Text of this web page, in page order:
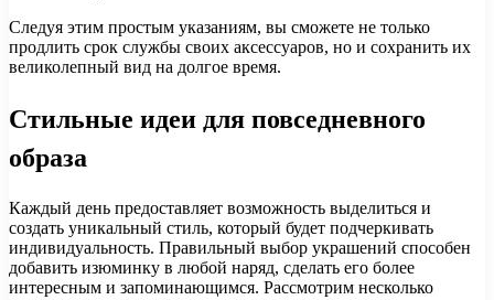
Следуя этим простым указаниям, вы сможете не только
продлить срок службы своих аксессуаров, но и сохранить их
великолепный вид на долгое время.
Стильные идеи для повседневного
образа
Каждый день предоставляет возможность выделиться и
создать уникальный стиль, который будет подчеркивать
индивидуальность. Правильный выбор украшений способен
добавить изюминку в любой наряд, сделать его более
интересным и запоминающимся. Рассмотрим несколько